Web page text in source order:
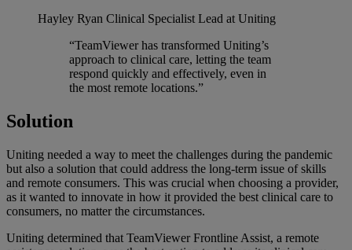
Hayley Ryan Clinical Specialist Lead at Uniting
“TeamViewer has transformed Uniting’s
approach to clinical care, letting the team
respond quickly and effectively, even in
the most remote locations.”
Solution
Uniting needed a way to meet the challenges during the pandemic
but also a solution that could address the long-term issue of skills
and remote consumers. This was crucial when choosing a provider,
as it wanted to innovate in how it provided the best clinical care to
consumers, no matter the circumstances.
Uniting determined that TeamViewer Frontline Assist, a remote